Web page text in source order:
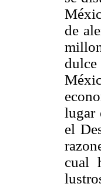
de
lugar
el
cual